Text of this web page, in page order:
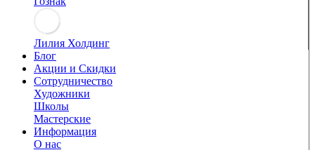
Лилия Холдинг
Блог
Акции и Скидки
Сотрудничество
Художники
Школы
Мастерские
Информация
О нас